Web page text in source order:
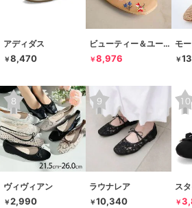
アディダス
￥8,470
ビューティー＆ユース ユナイテッドアローズ
￥8,976
モ
￥
ヴィヴィアン
￥2,990
ラウナレア
￥10,340 ￥